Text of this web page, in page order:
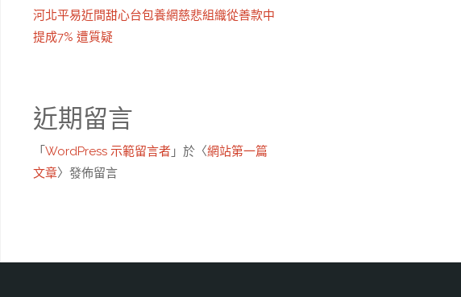
河北平易近間甜心台包養網慈悲組織從善款中
提成7% 遭質疑
近期留言
「WordPress 示範留言者 」於〈網站第一篇
文章〉發佈留言